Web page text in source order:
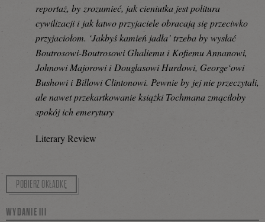
reportaż, by zrozumieć, jak cieniutka jest politura
cywilizacji i jak łatwo przyjaciele obracają się przeciwko
przyjaciołom. ‘Jakbyś kamień jadła’ trzeba by wysłać
Boutrosowi-Boutrosowi Ghaliemu i Kofiemu Annanowi,
Johnowi Majorowi i Douglasowi Hurdowi, George‘owi
Bushowi i Billowi Clintonowi. Pewnie by jej nie przeczytali,
ale nawet przekartkowanie książki Tochmana zmąciłoby
spokój ich emerytury
Literary Review
POBIERZ OKŁADKĘ
WYDANIE III